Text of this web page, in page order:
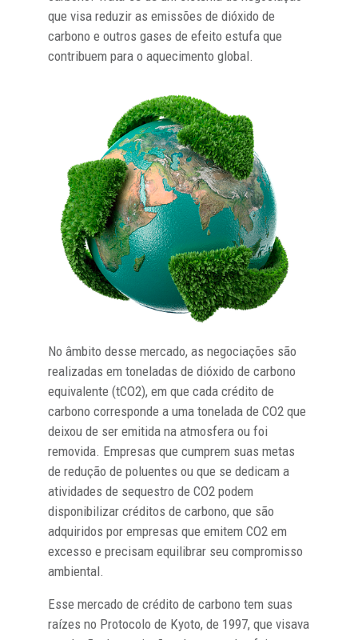
que visa reduzir as emissões de dióxido de
carbono e outros gases de efeito estufa que
contribuem para o aquecimento global.
No âmbito desse mercado, as negociações são
realizadas em toneladas de dióxido de carbono
equivalente (tCO2), em que cada crédito de
carbono corresponde a uma tonelada de CO2 que
deixou de ser emitida na atmosfera ou foi
removida. Empresas que cumprem suas metas
de redução de poluentes ou que se dedicam a
atividades de sequestro de CO2 podem
disponibilizar créditos de carbono, que são
adquiridos por empresas que emitem CO2 em
excesso e precisam equilibrar seu compromisso
ambiental.
Esse mercado de crédito de carbono tem suas
raízes no Protocolo de Kyoto, de 1997, que visava